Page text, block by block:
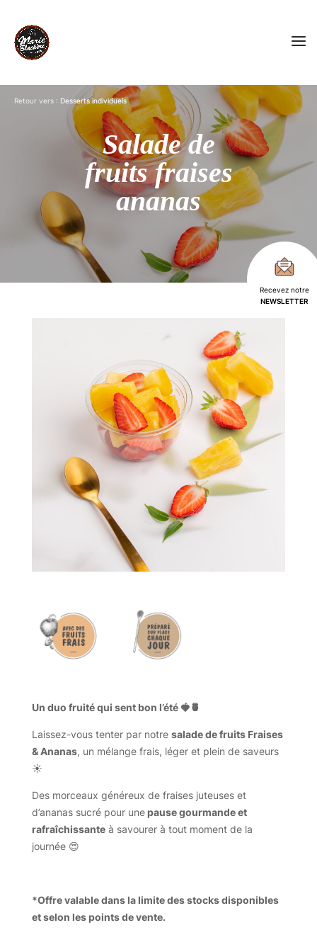
Retour vers : Desserts individuels
Salade de
fruits fraises
ananas
Un duo fruité qui sent bon l’été 🍓🍍
Laissez-vous tenter par notre salade de fruits Fraises
& Ananas, un mélange frais, léger et plein de saveurs
☀️
Des morceaux généreux de fraises juteuses et
d’ananas sucré pour unepause gourmande et
rafraîchissanteà savourer à tout moment de la
journée 😍
*Offre valable dans la limite des stocks disponibles
et selon les points de vente.
Recevez notre
NEWSLETTER